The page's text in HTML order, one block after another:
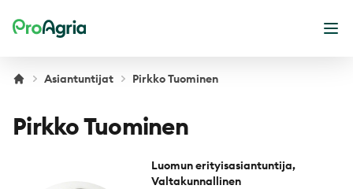
ProAgria
Asiantuntijat Pirkko Tuominen
Pirkko Tuominen
Luomun erityisasiantuntija,
Valtakunnallinen